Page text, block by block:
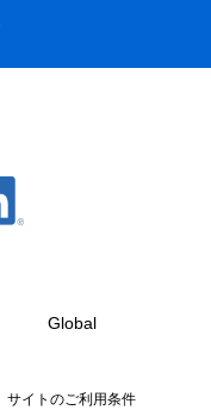
Global
サイトのご利用条件